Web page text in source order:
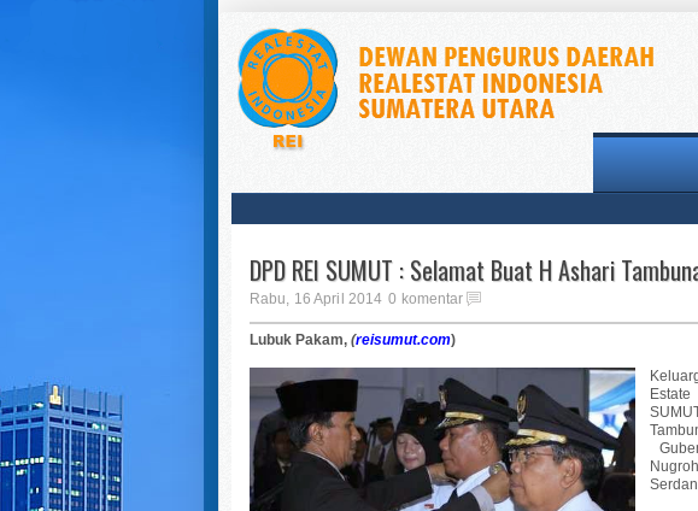
DPD REI SUMUT : Selamat Buat H Ashari
Rabu, 16 April 2014 0 komentar
Lubuk Pakam, (reisumut.com)